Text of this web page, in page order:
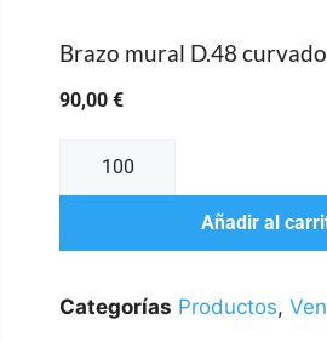
Brazo mural D.48
90,00 €
Añadir al
Categorías Productos,